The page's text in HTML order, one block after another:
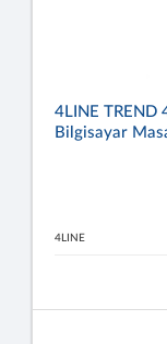
4LINE
Bilgisayar
4LINE